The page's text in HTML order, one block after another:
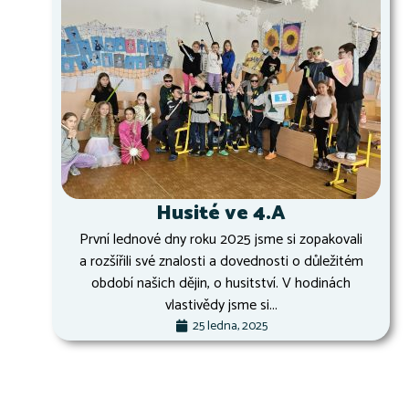
Husité ve 4.A
První lednové dny roku 2025 jsme si zopakovali
a rozšířili své znalosti a dovednosti o důležitém
období našich dějin, o husitství. V hodinách
vlastivědy jsme si...
25 ledna, 2025